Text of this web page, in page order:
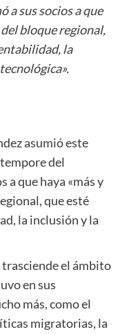
a sus socios a que
bloque regional,
la
asumió este
del
a que haya «más y
que esté
la inclusión y la
el ámbito
en sus
más, como el
migratorias, la